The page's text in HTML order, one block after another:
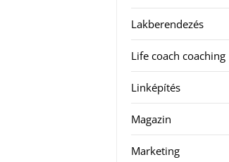
Lakberendezés
Life coach coaching
Linképítés
Magazin
Marketing